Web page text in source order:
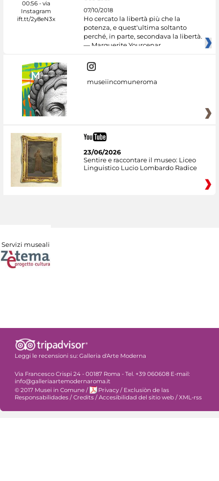
07/10/2018
Ho cercato la libertà più che la
potenza, e quest'ultima soltanto
perché, in parte, secondava la libertà.
— Marguerite Yourcenar
museiincomuneroma
23/06/2026
Sentire e raccontare il museo: Liceo
Linguistico Lucio Lombardo Radice
Servizi museali
Leggi le recensioni su: Galleria d'Arte Moderna
Via Francesco Crispi 24 - 00187 Roma - Tel. +39 060608 E-mail:
info@galleriaartemodernaroma.it
© 2017 Musei in Comune / Privacy / Exclusiòn de las
Responsabilidades / Credits / Accesibilidad del sitio web / XML-rss